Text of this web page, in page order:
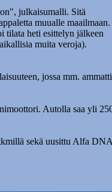
julkaisumalli. Sitä
muualle maailmaan.
tilata heti esittelyn jälkeen
muita veroja).
jossa mm.
Autolla saa yli
sekä uusittu Alfa DNA